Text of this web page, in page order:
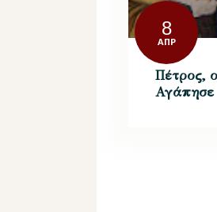
8
ΑΠΡ
Πέτρος,
Αγάπησε